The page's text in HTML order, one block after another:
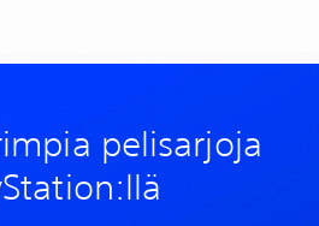
pelisarjoja